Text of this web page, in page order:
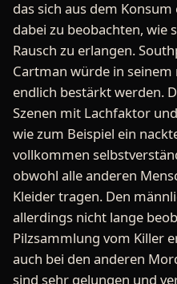
das sich aus dem
dabei zu beobachten, wie
Rausch zu erlangen.
Cartman würde in
endlich bestärkt werden.
Szenen mit Lachfaktor
wie zum Beispiel ein
vollkommen
obwohl alle anderen
Kleider tragen. Den
allerdings nicht lange
Pilzsammlung vom Killer
auch bei den anderen
sind sehr gelungen und